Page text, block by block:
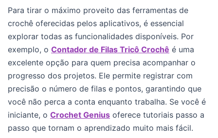
Para tirar o máximo proveito das ferramentas de
crochê oferecidas pelos aplicativos, é essencial
explorar todas as funcionalidades disponíveis. Por
exemplo, o Contador de Filas Tricô Crochê é uma
excelente opção para quem precisa acompanhar o
progresso dos projetos. Ele permite registrar com
precisão o número de filas e pontos, garantindo que
você não perca a conta enquanto trabalha. Se você é
iniciante, o Crochet Genius oferece tutoriais passo a
passo que tornam o aprendizado muito mais fácil.